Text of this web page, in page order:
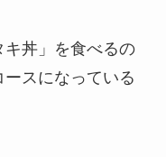
丼」を食べるの
スになっている